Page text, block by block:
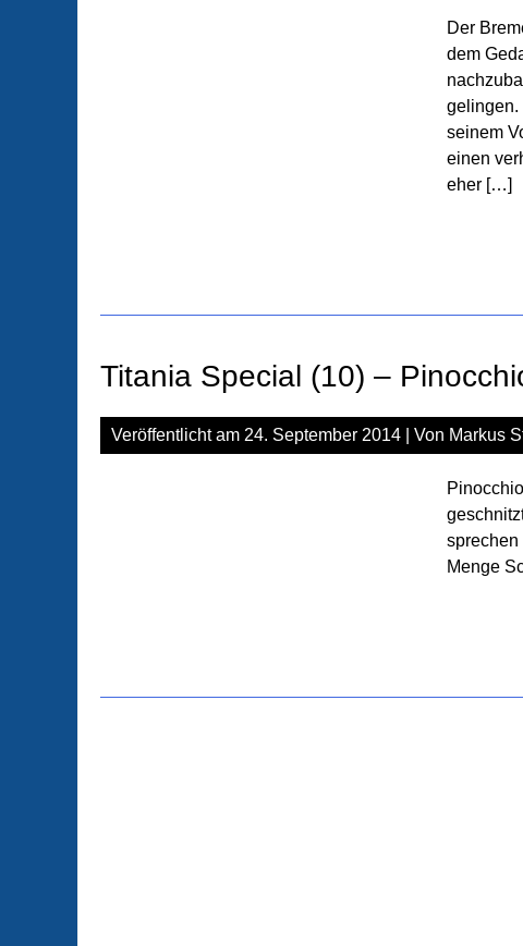
Der
dem
gelingen.
seinem
einen
eher […]
Titania Special (10) –
Veröffentlicht am 24. September 2014 | Von Markus
sprechen
Menge